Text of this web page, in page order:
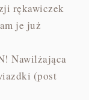
rękawiczek
je już
Nawilżająca
(post